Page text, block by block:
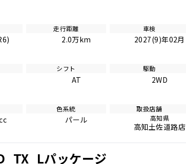
走行距離
2.0万km
車検
2027(9)年02月
シフト
AT
駆動
2WD
色系統
パール
取扱店舗
高知県
高知土佐道路店
パッケージ